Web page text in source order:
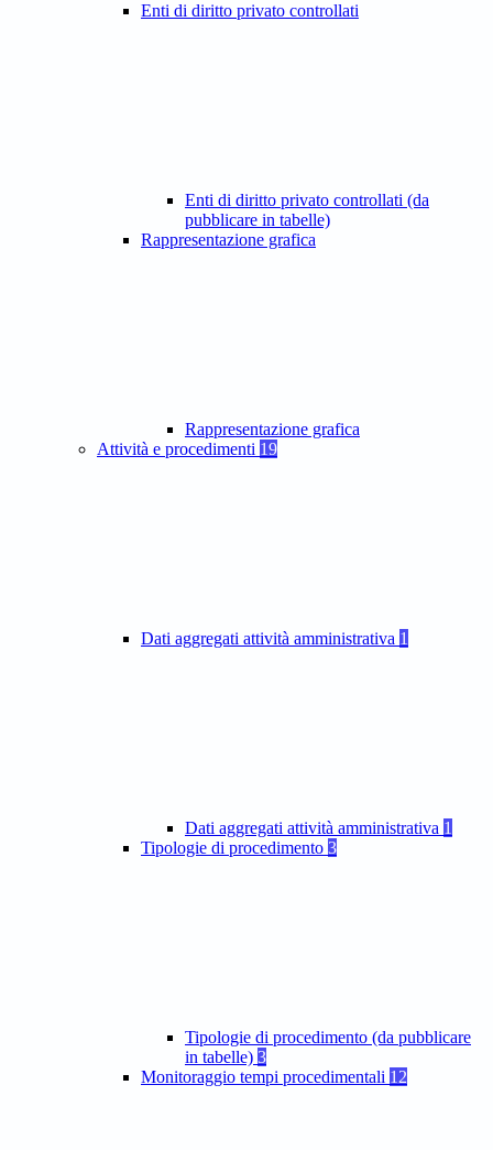
Enti di diritto privato controllati
Enti di diritto privato controllati (da
pubblicare in tabelle)
Rappresentazione grafica
Rappresentazione grafica
Attività e procedimenti 19
Dati aggregati attività amministrativa 1
Dati aggregati attività amministrativa 1
Tipologie di procedimento 3
Tipologie di procedimento (da pubblicare
in tabelle) 3
Monitoraggio tempi procedimentali 12